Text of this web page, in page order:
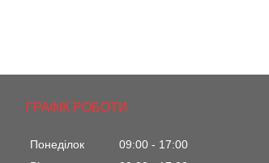
ГРАФІК РОБОТИ
Понеділок 09:00
17:00